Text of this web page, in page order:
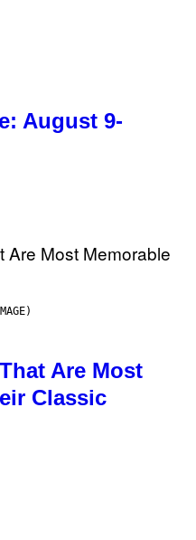
August 9-
Are Most
Classic